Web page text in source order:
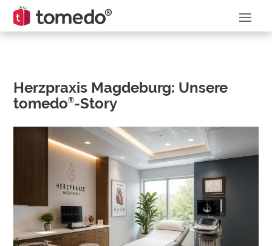
Herzpraxis Magdeburg: Unsere
tomedo®-Story